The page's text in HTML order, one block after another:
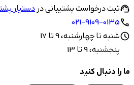
support_agentثبت درخواست پشتیبانی دردستیار
call
021-9109-0135
scheduleشنبه تا چهارشنبه، 9 تا 17
پنجشنبه، 9 تا 13
ما را دنبال کنید